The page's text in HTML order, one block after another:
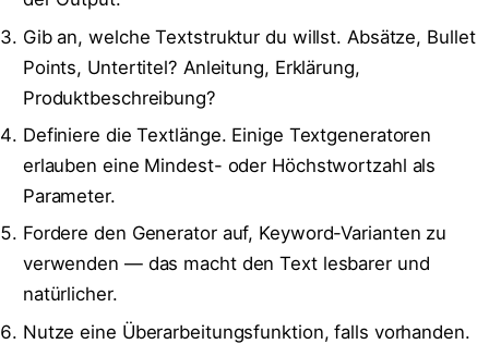
Gib an, welche Textstruktur du willst. Absätze, Bullet
Points, Untertitel? Anleitung, Erklärung,
Produktbeschreibung?
Definiere die Textlänge. Einige Textgeneratoren
erlauben eine Mindest- oder Höchstwortzahl als
Parameter.
Fordere den Generator auf, Keyword-Varianten zu
verwenden — das macht den Text lesbarer und
natürlicher.
Nutze eine Überarbeitungsfunktion, falls vorhanden.